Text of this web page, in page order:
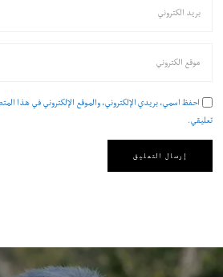
احفظ اسمي، بريدي الإلكتروني، والموقع الإلكتروني في هذا
تعليقي.